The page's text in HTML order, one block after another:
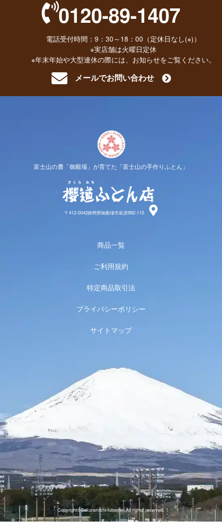
0120-89-1407
電話受付時間：9：30～18：00（定休日なし(※)）
※実店舗は火曜日定休
※年末年始や大型連休の際には、お知らせをご覧ください。
メールでお問い合わせ
富士山の麓「御殿場」が育てた「富士山の手作りふとん」
〒412-0042静岡県御殿場市萩原992-115
商品一覧
ご利用規約
特定商品取引法
プライバシーポリシー
サイトマップ
Copyright©Sakuramichi-futonten All rights reserved.